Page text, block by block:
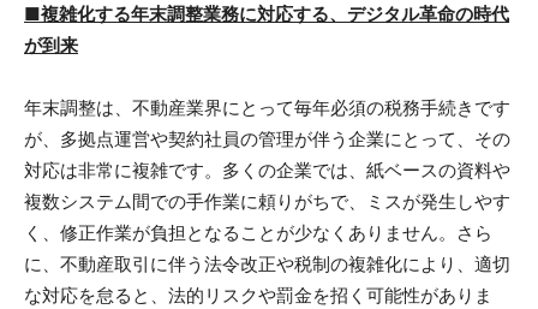
■複雑化する年末調整業務に対応する、デジタル革命の時代
が到来
年末調整は、不動産業界にとって毎年必須の税務手続きです
が、多拠点運営や契約社員の管理が伴う企業にとって、その
対応は非常に複雑です。多くの企業では、紙ベースの資料や
複数システム間での手作業に頼りがちで、ミスが発生しやす
く、修正作業が負担となることが少なくありません。さら
に、不動産取引に伴う法令改正や税制の複雑化により、適切
な対応を怠ると、法的リスクや罰金を招く可能性がありま